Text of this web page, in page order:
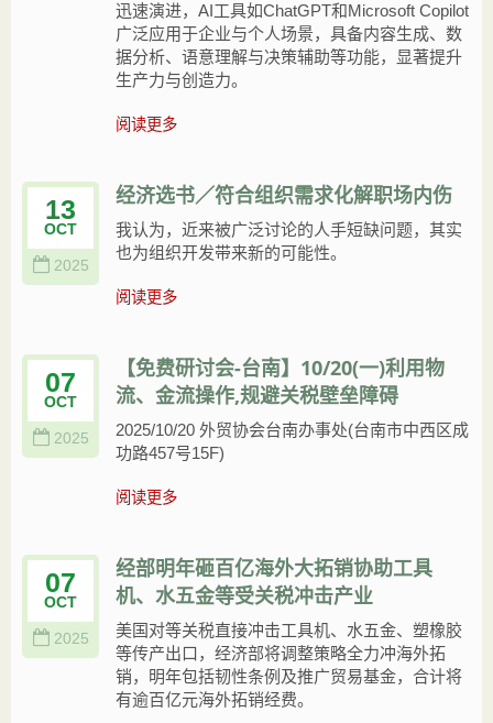
迅速演进，AI工具如ChatGPT和Microsoft Copilot
广泛应用于企业与个人场景，具备内容生成、数
据分析、语意理解与决策辅助等功能，显著提升
生产力与创造力。
阅读更多
13
OCT
2025
经济选书／符合组织需求化解职场内伤
我认为，近来被广泛讨论的人手短缺问题，其实
也为组织开发带来新的可能性。
阅读更多
07
OCT
2025
【免费研讨会-台南】10/20(一)利用物
流、金流操作,规避关税壁垒障碍
2025/10/20 外贸协会台南办事处(台南市中西区成
功路457号15F)
阅读更多
07
OCT
2025
经部明年砸百亿海外大拓销协助工具
机、水五金等受关税冲击产业
美国对等关税直接冲击工具机、水五金、塑橡胶
等传产出口，经济部将调整策略全力冲海外拓
销，明年包括韧性条例及推广贸易基金，合计将
有逾百亿元海外拓销经费。